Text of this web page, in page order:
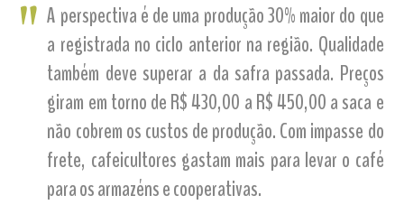
A perspectiva é de uma produção 30% maior do que
a registrada no ciclo anterior na região. Qualidade
também deve superar a da safra passada. Preços
giram em torno de R$ 430,00 a R$ 450,00 a saca e
não cobrem os custos de produção. Com impasse do
frete, cafeicultores gastam mais para levar o café
para os armazéns e cooperativas.